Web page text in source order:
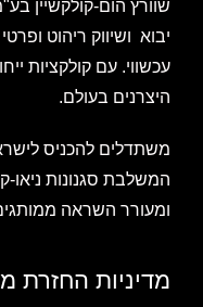
שוורץ הום-קולקשיין בע"מ -ח.פ.
יבוא ושיווק ריהוט
עכשווי. עם קולקציות
היצרנים בעולם.
משתדלים להכניס
המשלבת סגנונות ניאו-
ומעורר השראה
מדיניות החזרת